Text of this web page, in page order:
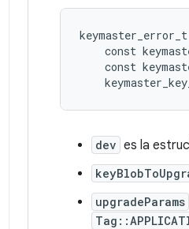
const
const
dev es la
upgradeParams